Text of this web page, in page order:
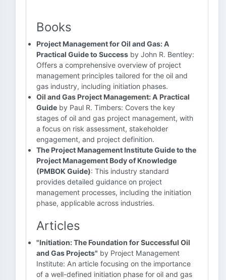
Books
Project Management for Oil and Gas: A
Practical Guide to Success by John R. Bentley:
Offers a comprehensive overview of project
management principles tailored for the oil and
gas industry, including initiation phases.
Oil and Gas Project Management: A Practical
Guide by Paul R. Timbers: Covers the key
stages of oil and gas project management, with
a focus on risk assessment, stakeholder
engagement, and project definition.
The Project Management Institute Guide to the
Project Management Body of Knowledge
(PMBOK Guide): This industry standard
provides detailed guidance on project
management processes, including the initiation
phase, applicable across industries.
Articles
"Initiation: The Foundation for Successful Oil
and Gas Projects" by Project Management
Institute: An article focusing on the importance
of a well-defined initiation phase for oil and gas